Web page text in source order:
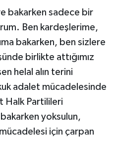
bakarken sadece bir
Ben kardeşlerime,
bakarken, ben sizlere
birlikte attığımız
helal alın terini
adalet mücadelesinde
Halk Partilileri
yoksulun,
için çarpan